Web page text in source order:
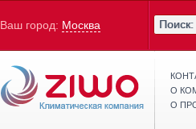
Ваш город: Москва
О
О